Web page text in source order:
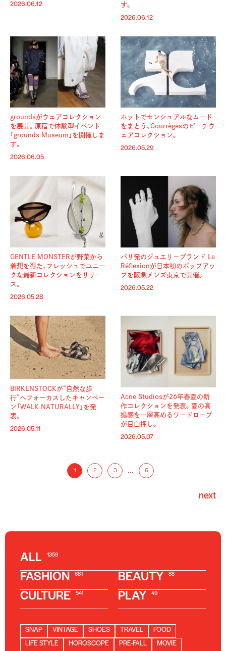
2026.06.12
す。
2026.06.12
groundsがウェアコレクション
を展開。原宿で体験型イベント
「grounds Museum」を開催しま
す。
2026.06.05
ホットでセンシュアルなムード
をまとう、Courrègesのビーチウ
ェアコレクション。
2026.05.29
GENTLE MONSTERが野菜から
着想を得た、フレッシュでユニー
クな最新コレクションをリリー
ス。
2026.05.28
パリ発のジュエリーブランド La
Réflexionが日本初のポップアッ
プを阪急メンズ東京で開催。
2026.05.22
BIRKENSTOCKが“自然な歩
行”へフォーカスしたキャンペー
ン「WALK NATURALLY」を発
表。
2026.05.11
Acne Studiosが26年春夏の新
作コレクションを発表。夏の高
揚感を一層高めるワードローブ
が目白押し。
2026.05.07
1 2 3 … 6
next
ALL 1359
FASHION 681 BEAUTY 88
CULTURE 541 PLAY 49
SNAP VINTAGE SHOES TRAVEL
FOOD
LIFE STYLE
HOROSCOPE PRE-FALL
MOVIE